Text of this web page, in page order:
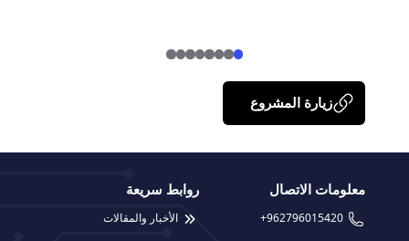
زيارة المشروع
معلومات الاتصال
+962796015420
روابط سريعة
الأخبار والمقالات